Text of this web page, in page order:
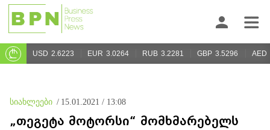
USD 2.6223 EUR 3.0264 RUB 3.2281 GBP 3.5296 AED
სიახლეები / 15.01.2021 / 13:08
„თეგეტა მოტორსი“ მომხმარებელს